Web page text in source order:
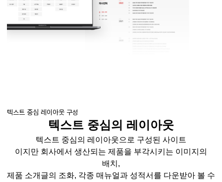
텍스트 중심 레이아웃 구성
텍스트 중심의 레이아웃
텍스트 중심의 레이아웃으로 구성된 사이트
이지만 회사에서 생산되는 제품을 부각시키는 이미지의
배치 ,
제품 소개글의 조화, 각종 매뉴얼과 성적서를 다운받아 볼 수